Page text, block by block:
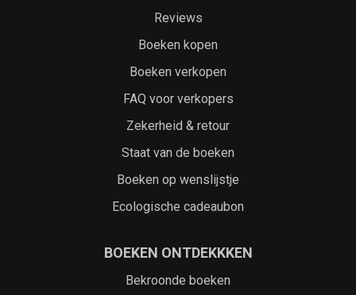
Reviews
Boeken kopen
Boeken verkopen
FAQ voor verkopers
Zekerheid & retour
Staat van de boeken
Boeken op wenslijstje
Ecologische cadeaubon
BOEKEN ONTDEKKKEN
Bekroonde boeken